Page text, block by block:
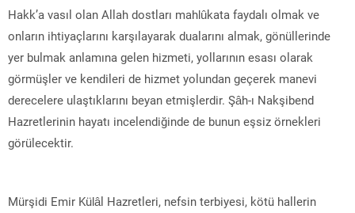
Hakk’a vasıl olan Allah dostları mahlûkata faydalı olmak ve
onların ihtiyaçlarını karşılayarak dualarını almak, gönüllerinde
yer bulmak anlamına gelen hizmeti, yollarının esası olarak
görmüşler ve kendileri de hizmet yolundan geçerek manevi
derecelere ulaştıklarını beyan etmişlerdir. Şâh-ı Nakşibend
Hazretlerinin hayatı incelendiğinde de bunun eşsiz örnekleri
görülecektir.
Mürşidi Emir Külâl Hazretleri, nefsin terbiyesi, kötü hallerin